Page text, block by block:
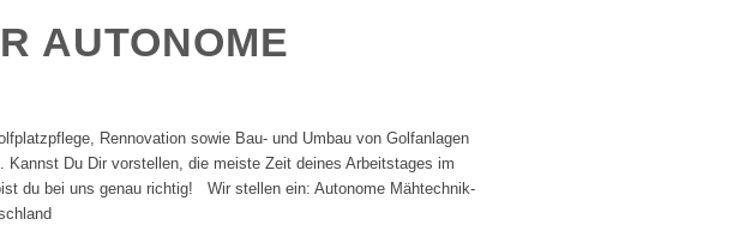
AUTONOME
Rennovation sowie Bau- und Umbau von Golfanlagen
Du Dir vorstellen, die meiste Zeit deines Arbeitstages im
du bei uns genau richtig! Wir stellen ein: Autonome Mähtechnik-